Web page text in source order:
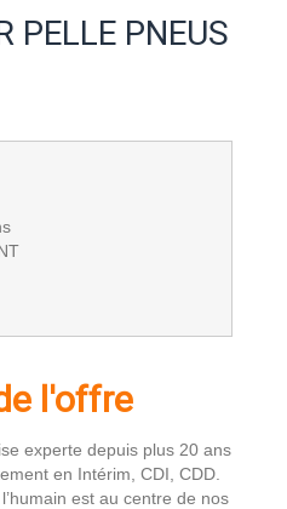
PELLE PNEUS
l'offre
experte depuis plus 20 ans
en Intérim, CDI, CDD.
est au centre de nos